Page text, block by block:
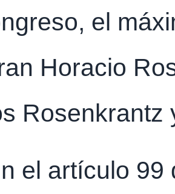
el
Horacio
Rosenkrantz
el artículo 99